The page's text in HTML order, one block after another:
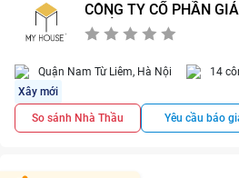
CÔNG TY CỔ PHẦN
THẤT MY HOUSE
Quận Nam Từ Liêm, Hà Nội 14
Xây mới
So sánh Nhà Thầu Yêu cầu báo